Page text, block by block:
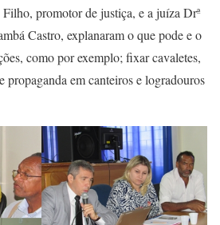
promotor de justiça, e a juíza Drª
Castro, explanaram o que pode e o
como por exemplo; fixar cavaletes,
propaganda em canteiros e logradouros